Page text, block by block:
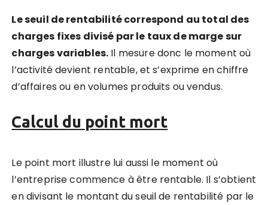
Le seuil de rentabilité correspond au total des
charges fixes divisé par le taux de marge sur
charges variables. Il mesure donc le moment où
l’activité devient rentable, et s’exprime en chiffre
d’affaires ou en volumes produits ou vendus.
Calcul du point mort
Le point mort illustre lui aussi le moment où
l’entreprise commence à être rentable. Il s’obtient
en divisant le montant du seuil de rentabilité par le